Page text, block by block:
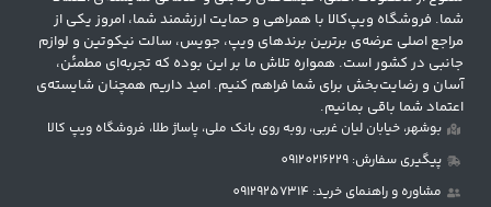
شما. فروشگاه ویپ‌کالا با همراهی و حمایت ارزشمند شما، امروز یکی از
مراجع اصلی عرضه‌ی برترین برندهای ویپ، جویس، سالت نیکوتین و لوازم
جانبی در کشور است. همواره تلاش ما بر این بوده که تجربه‌ای مطمئن،
آسان و رضایت‌بخش برای شما فراهم کنیم. امید داریم همچنان شایسته‌ی
اعتماد شما باقی بمانیم.
بوشهر، خیابان لیان غربی، روبه روی بانک ملی، پاساژ طلا، فروشگاه ویپ کالا
پیگیری سفارش: 09120216229
مشاوره و راهنمای خرید: 09129257314